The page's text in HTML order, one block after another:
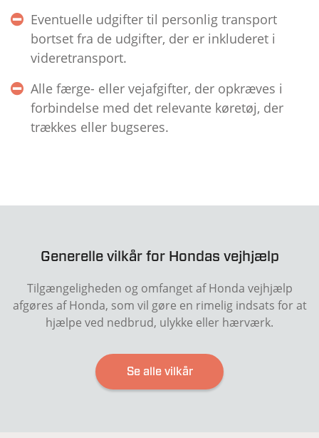
Eventuelle udgifter til personlig transport
bortset fra de udgifter, der er inkluderet i
videretransport.
Alle færge- eller vejafgifter, der opkræves i
forbindelse med det relevante køretøj, der
trækkes eller bugseres.
Generelle vilkår for Hondas vejhjælp
Tilgængeligheden og omfanget af Honda vejhjælp
afgøres af Honda, som vil gøre en rimelig indsats for at
hjælpe ved nedbrud, ulykke eller hærværk.
Se alle vilkår